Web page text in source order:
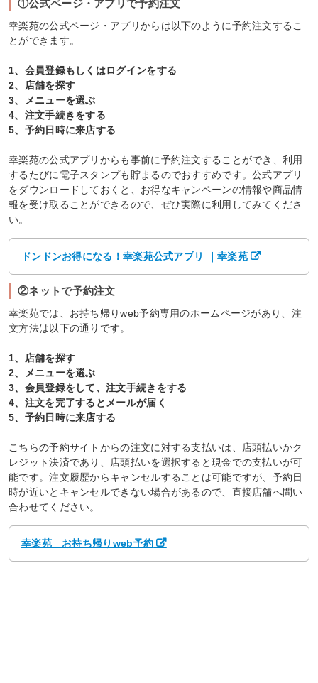
①公式ページ・アプリで予約注文
幸楽苑の公式ページ・アプリからは以下のように予約注文するこ
とができます。
1、会員登録もしくはログインをする
2、店舗を探す
3、メニューを選ぶ
4、注文手続きをする
5、予約日時に来店する
幸楽苑の公式アプリからも事前に予約注文することができ、利用
するたびに電子スタンプも貯まるのでおすすめです。公式アプリ
をダウンロードしておくと、お得なキャンペーンの情報や商品情
報を受け取ることができるので、ぜひ実際に利用してみてくださ
い。
ドンドンお得になる！幸楽苑公式アプリ ｜幸楽苑
②ネットで予約注文
幸楽苑では、お持ち帰りweb予約専用のホームページがあり、注
文方法は以下の通りです。
1、店舗を探す
2、メニューを選ぶ
3、会員登録をして、注文手続きをする
4、注文を完了するとメールが届く
5、予約日時に来店する
こちらの予約サイトからの注文に対する支払いは、店頭払いかク
レジット決済であり、店頭払いを選択すると現金での支払いが可
能です。注文履歴からキャンセルすることは可能ですが、予約日
時が近いとキャンセルできない場合があるので、直接店舗へ問い
合わせてください。
幸楽苑 お持ち帰りweb予約